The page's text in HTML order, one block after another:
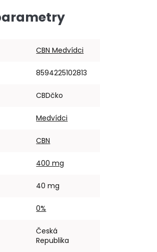
CBN Medvídci
8594225102813
CBDčko
Medvídci
CBN
400 mg
40 mg
0%
Česká
Republika